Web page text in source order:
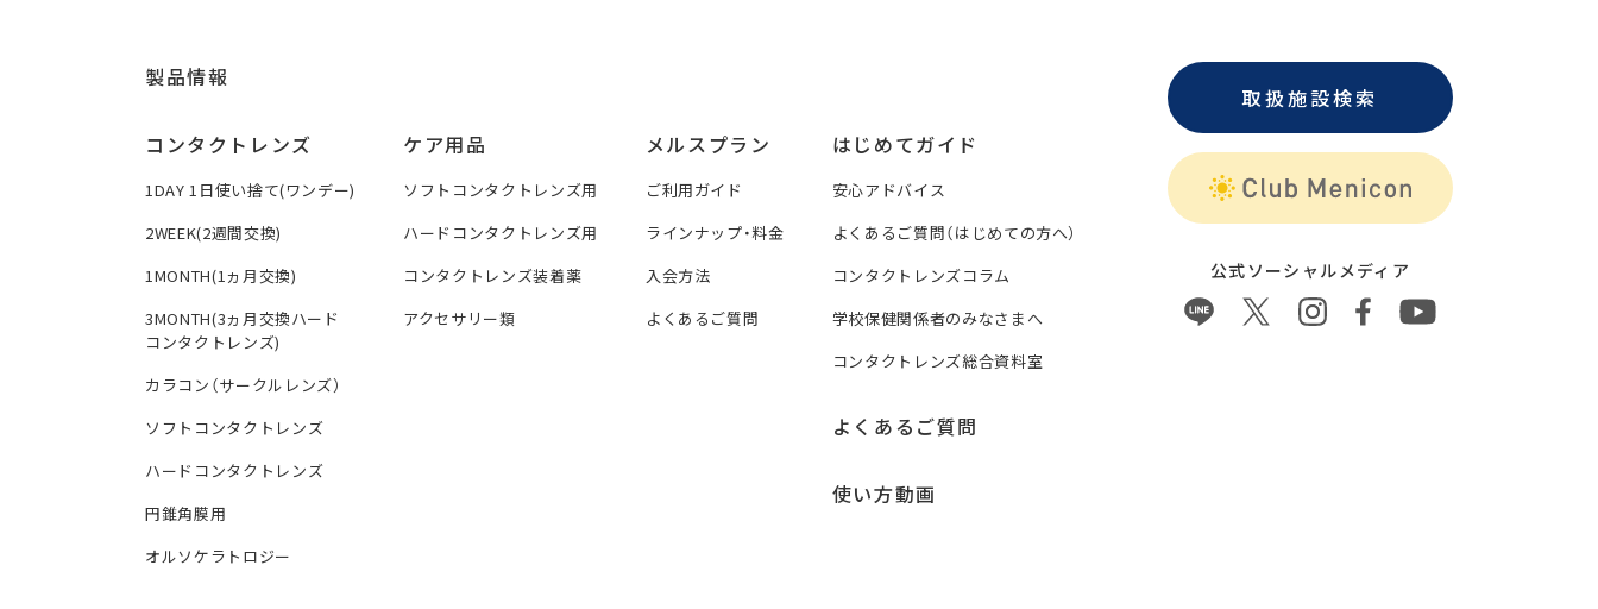
製品情報
コンタクトレンズ
1DAY 1日使い捨て(ワンデー)
2WEEK(2週間交換)
1MONTH(1ヵ月交換)
3MONTH(3ヵ月交換ハード
コンタクトレンズ)
カラコン（サークルレンズ）
ソフトコンタクトレンズ
ハードコンタクトレンズ
円錐角膜用
オルソケラトロジー
ケア用品
ソフトコンタクトレンズ用
ハードコンタクトレンズ用
コンタクトレンズ装着薬
アクセサリー類
メルスプラン
ご利用ガイド
ラインナップ・料金
入会方法
よくあるご質問
はじめてガイド
安心アドバイス
よくあるご質問（はじめての方へ）
コンタクトレンズコラム
学校保健関係者のみなさまへ
コンタクトレンズ総合資料室
よくあるご質問
使い方動画
取扱施設検索
公式ソーシャルメディア